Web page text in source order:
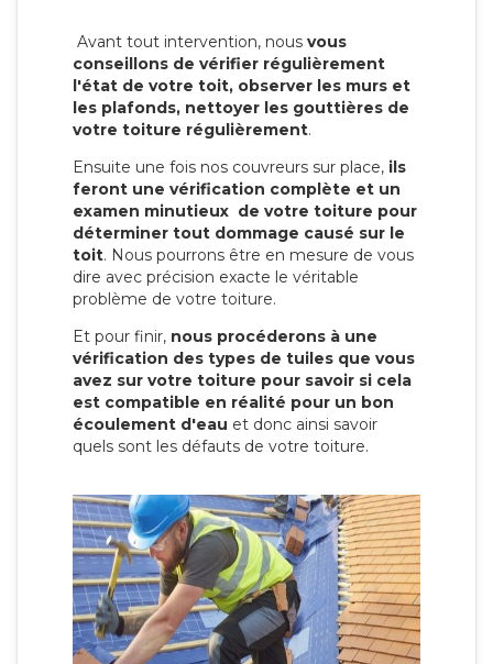
Avant tout intervention, nous vous
conseillons de vérifier régulièrement
l'état de votre toit, observer les murs et
les plafonds, nettoyer les gouttières de
votre toiture régulièrement.
Ensuite une fois nos couvreurs sur place, ils
feront une vérification complète et un
examen minutieux de votre toiture pour
déterminer tout dommage causé sur le
toit. Nous pourrons être en mesure de vous
dire avec précision exacte le véritable
problème de votre toiture.
Et pour finir, nous procéderons à une
vérification des types de tuiles que vous
avez sur votre toiture pour savoir si cela
est compatible en réalité pour un bon
écoulement d'eau et donc ainsi savoir
quels sont les défauts de votre toiture.